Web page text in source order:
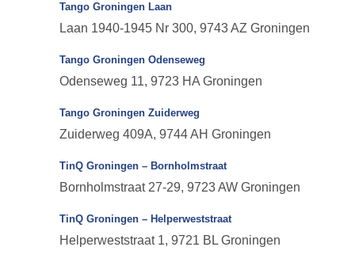
Tango Groningen Laan
Laan 1940-1945 Nr 300, 9743 AZ Groningen
Tango Groningen Odenseweg
Odenseweg 11, 9723 HA Groningen
Tango Groningen Zuiderweg
Zuiderweg 409A, 9744 AH Groningen
TinQ Groningen – Bornholmstraat
Bornholmstraat 27-29, 9723 AW Groningen
TinQ Groningen – Helperweststraat
Helperweststraat 1, 9721 BL Groningen